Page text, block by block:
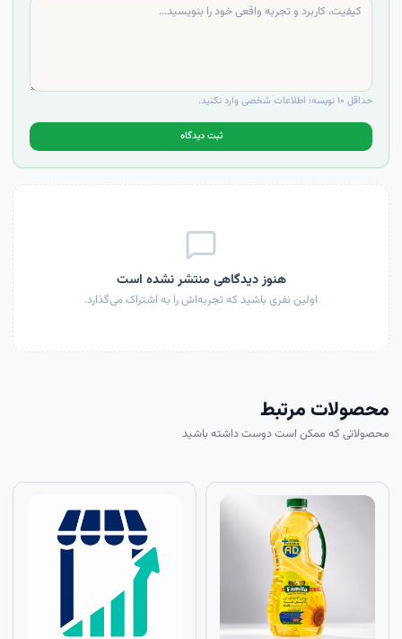
حداقل ۱۰ نویسه؛ اطلاعات شخصی وارد نکنید.
ثبت دیدگاه
هنوز دیدگاهی منتشر نشده است
اولین نفری باشید که تجربه‌اش را به اشتراک می‌گذارد.
محصولات مرتبط
محصولاتی که ممکن است دوست داشته باشید